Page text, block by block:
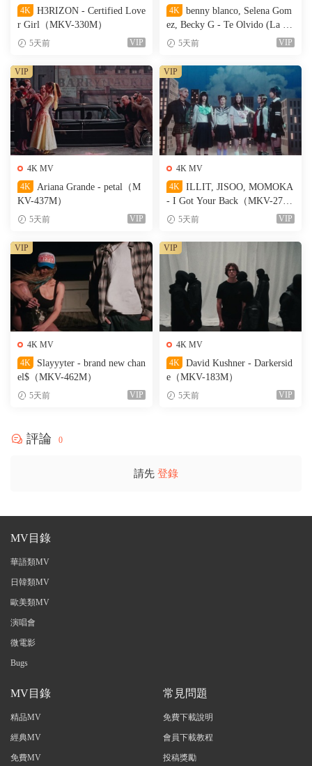
4K
H3RIZON - Certified Love
r Girl（MKV-330M）
5天前 VIP
4K
benny blanco, Selena Gom
ez, Becky G - Te Olvido (La L
a)（MKV-327M）
5天前 VIP
4K MV
4K
Ariana Grande - petal（M
KV-437M）
5天前 VIP
VIP
4K MV
4K
ILLIT, JISOO, MOMOKA
- I Got Your Back（MKV-274
M）5天前 VIP
VIP
4K MV
4K
Slayyyter - brand new chan
el$（MKV-462M）
5天前 VIP
VIP
4K MV
4K
David Kushner - Darkersid
e（MKV-183M）
5天前 VIP
VIP
評論 0
請先 登錄
MV目錄
華語類MV
日韓類MV
歐美類MV
演唱會
微電影
Bugs
MV目錄
精品MV
經典MV
免費MV
常見問題
免費下載說明
會員下載教程
投稿獎勵